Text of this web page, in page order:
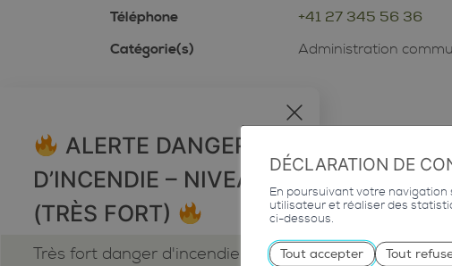
Téléphone
+41 27 345 56 36
Catégorie(s)
Administration
x
ALERTE DANGER
D’INCENDIE – NIVEAU 5
(TRÈS FORT)
Très fort danger d'incendie
DÉCLARATION DE
En poursuivant votre
utilisateur et réaliser des
ci-dessous.
Tout accepter Tout